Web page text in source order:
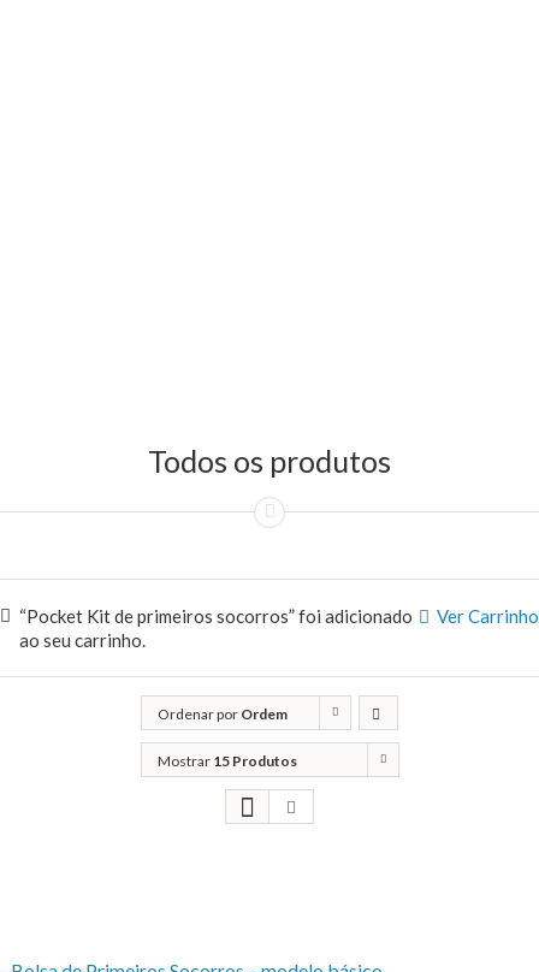
Todos os produtos
Ver Carrinho
“Pocket Kit de primeiros socorros” foi adicionado
ao seu carrinho.
Ordenar por Ordem
predefinida
Mostrar 15 Produtos